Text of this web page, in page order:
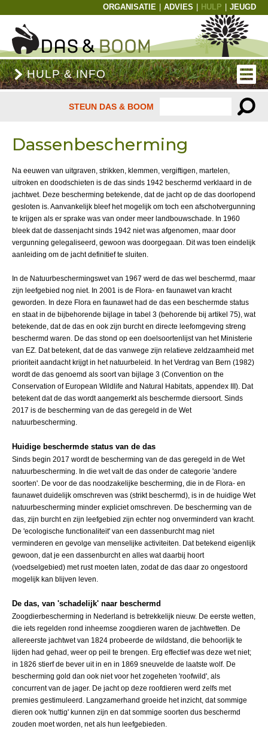
HULP & INFO
STEUN DAS & BOOM
Dassenbescherming
Na eeuwen van uitgraven, strikken, klemmen, vergiftigen, martelen,
uitroken en doodschieten is de das sinds 1942 beschermd verklaard in de
jachtwet. Deze bescherming betekende, dat de jacht op de das doorlopend
gesloten is. Aanvankelijk bleef het mogelijk om toch een afschotvergunning
te krijgen als er sprake was van onder meer landbouwschade. In 1960
bleek dat de dassenjacht sinds 1942 niet was afgenomen, maar door
vergunning gelegaliseerd, gewoon was doorgegaan. Dit was toen eindelijk
aanleiding om de jacht definitief te sluiten.
In de Natuurbeschermingswet van 1967 werd de das wel beschermd, maar
zijn leefgebied nog niet. In 2001 is de Flora- en faunawet van kracht
geworden. In deze Flora en faunawet had de das een beschermde status
en staat in de bijbehorende bijlage in tabel 3 (behorende bij artikel 75), wat
betekende, dat de das en ook zijn burcht en directe leefomgeving streng
beschermd waren. De das stond op een doelsoortenlijst van het Ministerie
van EZ. Dat betekent, dat de das vanwege zijn relatieve zeldzaamheid met
prioriteit aandacht krijgt in het natuurbeleid. In het Verdrag van Bern (1982)
wordt de das genoemd als soort van bijlage 3 (Convention on the
Conservation of European Wildlife and Natural Habitats, appendex III). Dat
betekent dat de das wordt aangemerkt als beschermde diersoort. Sinds
2017 is de bescherming van de das geregeld in de Wet
natuurbescherming.
Huidige beschermde status van de das
Sinds begin 2017 wordt de bescherming van de das geregeld in de Wet
natuurbescherming. In die wet valt de das onder de categorie 'andere
soorten'. De voor de das noodzakelijke bescherming, die in de Flora- en
faunawet duidelijk omschreven was (strikt beschermd), is in de huidige Wet
natuurbescherming minder expliciet omschreven. De bescherming van de
das, zijn burcht en zijn leefgebied zijn echter nog onverminderd van kracht.
De 'ecologische functionaliteit' van een dassenburcht mag niet
verminderen en gevolge van menselijke activiteiten. Dat betekend eigenlijk
gewoon, dat je een dassenburcht en alles wat daarbij hoort
(voedselgebied) met rust moeten laten, zodat de das daar zo ongestoord
mogelijk kan blijven leven.
De das, van 'schadelijk' naar beschermd
Zoogdierbescherming in Nederland is betrekkelijk nieuw. De eerste wetten,
die iets regelden rond inheemse zoogdieren waren de jachtwetten. De
allereerste jachtwet van 1824 probeerde de wildstand, die behoorlijk te
lijden had gehad, weer op peil te brengen. Erg effectief was deze wet niet;
in 1826 stierf de bever uit in en in 1869 sneuvelde de laatste wolf. De
bescherming gold dan ook niet voor het zogeheten 'roofwild', als
concurrent van de jager. De jacht op deze roofdieren werd zelfs met
premies gestimuleerd. Langzamerhand groeide het inzicht, dat sommige
dieren ook 'nuttig' kunnen zijn en dat sommige soorten dus beschermd
zouden moet worden, net als hun leefgebieden.
ORGANISATIE ADVIES HULP JEUGD